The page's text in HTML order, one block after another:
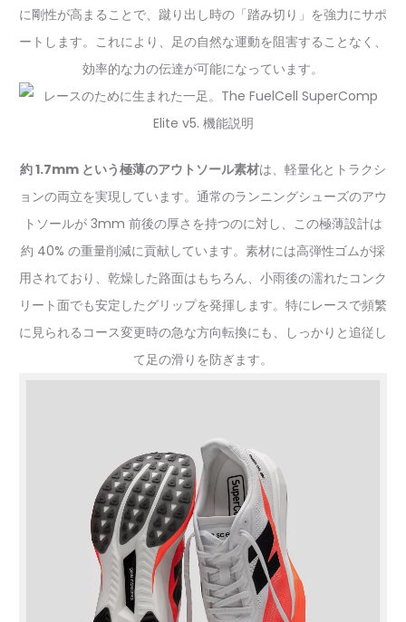
に剛性が高まることで、蹴り出し時の「踏み切り」を強力にサポ
ートします。これにより、足の自然な運動を阻害することなく、
効率的な力の伝達が可能になっています。
約 1.7mm という極薄のアウトソール素材は、軽量化とトラクシ
ョンの両立を実現しています。通常のランニングシューズのアウ
トソールが 3mm 前後の厚さを持つのに対し、この極薄設計は
約 40% の重量削減に貢献しています。素材には高弾性ゴムが採
用されており、乾燥した路面はもちろん、小雨後の濡れたコンク
リート面でも安定したグリップを発揮します。特にレースで頻繁
に見られるコース変更時の急な方向転換にも、しっかりと追従し
て足の滑りを防ぎます。